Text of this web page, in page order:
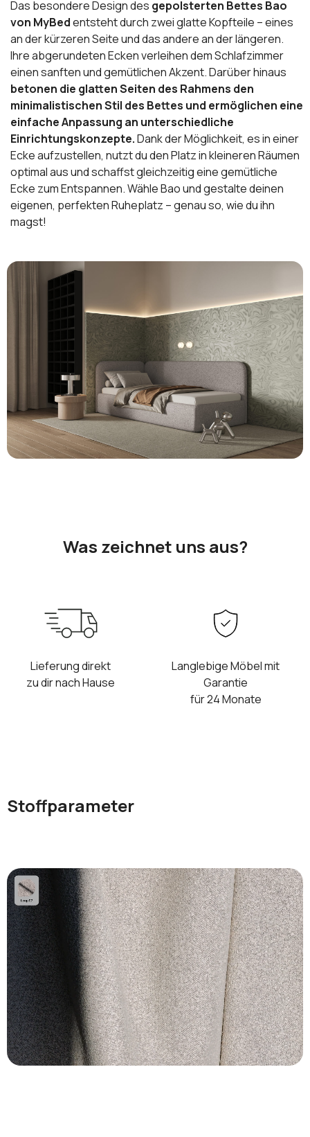
Das besondere Design des gepolsterten Bettes Bao
von MyBedentsteht durch zwei glatte Kopfteile – eines
an der kürzeren Seite und das andere an der längeren.
Ihre abgerundeten Ecken verleihen dem Schlafzimmer
einen sanften und gemütlichen Akzent. Darüber hinaus
betonen die glatten Seiten des Rahmens den
minimalistischen Stil des Bettes und ermöglichen eine
einfache Anpassung an unterschiedliche
Einrichtungskonzepte.Dank der Möglichkeit, es in einer
Ecke aufzustellen, nutzt du den Platz in kleineren Räumen
optimal aus und schaffst gleichzeitig eine gemütliche
Ecke zum Entspannen. Wähle Bao und gestalte deinen
eigenen, perfekten Ruheplatz – genau so, wie du ihn
magst!
Was zeichnet uns aus?
Lieferung direkt
zu dir nach Hause
Langlebige Möbel mit
Garantie
für 24 Monate
Stoffparameter